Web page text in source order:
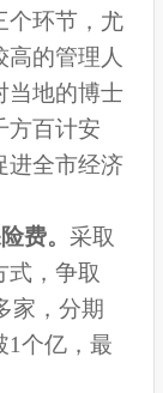
个环节，尤
高的管理人
当地的博士
方百计安
进全市经济
费。采取
式，争取
家，分期
1个亿，最